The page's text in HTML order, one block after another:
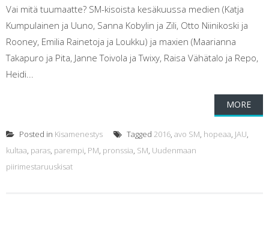
Vai mitä tuumaatte? SM-kisoista kesäkuussa medien (Katja
Kumpulainen ja Uuno, Sanna Kobylin ja Zili, Otto Niinikoski ja
Rooney, Emilia Rainetoja ja Loukku) ja maxien (Maarianna
Takapuro ja Pita, Janne Toivola ja Twixy, Raisa Vähätalo ja Repo,
Heidi...
MORE
Posted in Kisamenestys Tagged 2016, avo SM, hopeaa, JAU,
kultaa, paras, parempi, PM, pronssia, SM, Uudenmaan
piirimestaruuskisat